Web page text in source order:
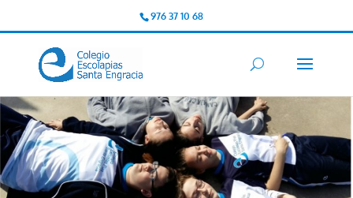
976 37 10 68